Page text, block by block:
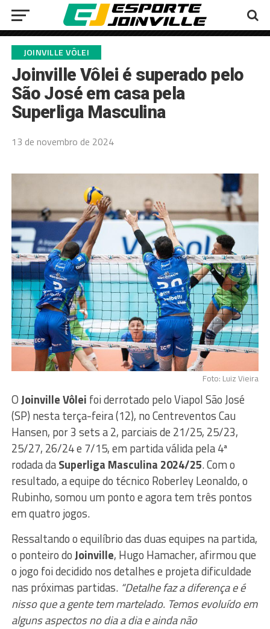
JOINVILLE VÔLEI
Joinville Vôlei é superado pelo
São José em casa pela
Superliga Masculina
13 de novembro de 2024
Foto: Luiz Vieira
OJoinville Vôlei foi derrotado pelo Viapol São José
(SP) nesta terça-feira (12), no Centreventos Cau
Hansen, por 3 sets a 2, parciais de 21/25, 25/23,
25/27, 26/24 e 7/15, em partida válida pela 4ª
rodada daSuperliga Masculina 2024/25. Com o
resultado, a equipe do técnico Roberley Leonaldo, o
Rubinho, somou um ponto e agora tem três pontos
em quatro jogos.
Ressaltando o equilíbrio das duas equipes na partida,
o ponteiro doJoinville, Hugo Hamacher, afirmou que
o jogo foi decidido nos detalhes e projeta dificuldade
nas próximas partidas.“Detalhe faz a diferença e é
nisso que a gente tem martelado. Temos evoluído em
alguns aspectos no dia a dia e ainda não